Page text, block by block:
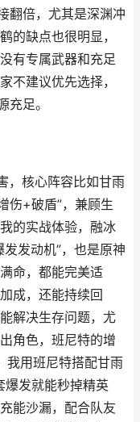
翻倍，尤其是深渊冲
的缺点也很明显，
有专属武器和充足
不建议优先选择，
充足。
，核心阵容比如甘雨
伤+破盾”，兼顾生
的实战体验，融冰
发动机”，也是原神
命，都能完美适
成，还能持续回
解决生存问题，尤
角色，班尼特的增
我用班尼特搭配甘雨
发就能秒掉精英
能沙漏，配合队友